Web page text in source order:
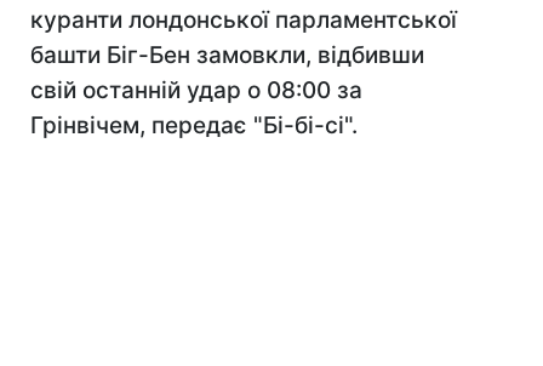
куранти лондонської парламентської
башти Біг-Бен замовкли, відбивши
свій останній удар о 08:00 за
Грінвічем, передає "Бі-бі-сі".